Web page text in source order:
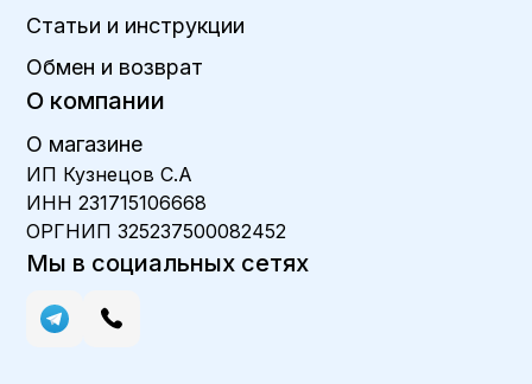
Статьи и инструкции
Обмен и возврат
О компании
О магазине
ИП Кузнецов С.А
ИНН 231715106668
ОРГНИП 325237500082452
Мы в социальных сетях